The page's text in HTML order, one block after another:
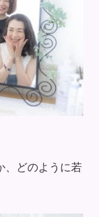
、どのように若